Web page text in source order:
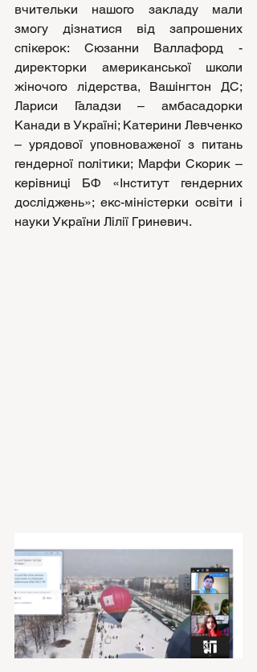
вчительки нашого закладу мали
змогу дізнатися від запрошених
спікерок: Cюзанни Валлафорд -
директорки американської школи
жіночого лідерства, Вашінгтон ДС;
Лариси Галадзи – амбасадорки
Канади в Україні; Катерини Левченко
– урядової уповноваженої з питань
гендерної політики; Марфи Скорик –
керівниці БФ «Інститут гендерних
досліджень»; екс-міністерки освіти і
науки України Лілії Гриневич.